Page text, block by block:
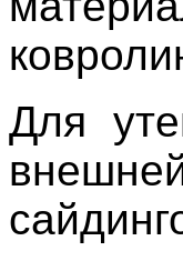
Для